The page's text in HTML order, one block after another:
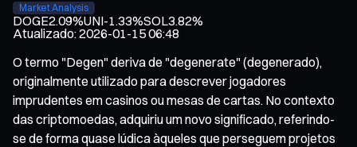
Market Analysis
DOGE2.09%UNI-1.33%SOL3.82%
Atualizado:2026-01-15 06:48
O termo "Degen" deriva de "degenerate" (degenerado),
originalmente utilizado para descrever jogadores
imprudentes em casinos ou mesas de cartas. No contexto
das criptomoedas, adquiriu um novo significado, referindo-
se de forma quase lúdica àqueles que perseguem projetos